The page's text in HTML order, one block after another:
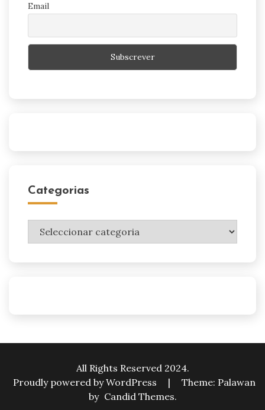
Email
Categorias
Categorias
All Rights Reserved 2024.
Proudly powered by WordPress
|
Theme: Palawan
by Candid Themes.